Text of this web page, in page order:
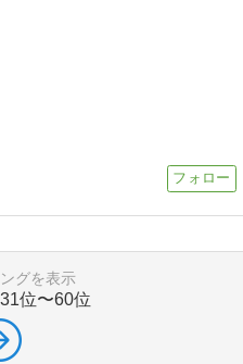
グを表示
31位〜60位